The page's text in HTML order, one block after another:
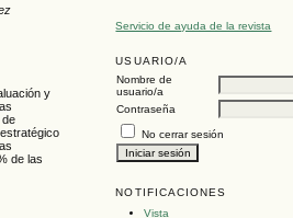
Servicio de ayuda de la revista
USUARIO/A
Nombre de
usuario/a
Contraseña
No cerrar sesión
NOTIFICACIONES
Vista
y
de
de las